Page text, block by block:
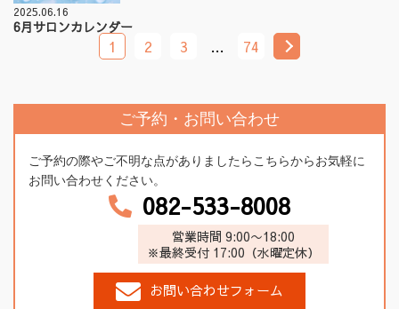
2025.06.16
6月サロンカレンダー
1 2 3 … 74
ご予約・お問い合わせ
ご予約の際やご不明な点がありましたらこちらからお気軽に
お問い合わせください。
082-533-8008
営業時間 9:00〜18:00
※最終受付 17:00（水曜定休）
お問い合わせフォーム